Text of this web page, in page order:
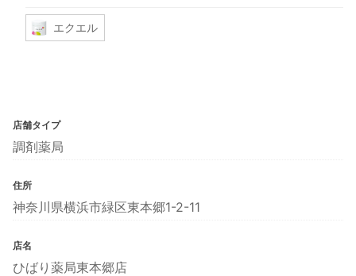
エクエル
店舗タイプ
調剤薬局
住所
神奈川県横浜市緑区東本郷1-2-11
店名
ひばり薬局東本郷店